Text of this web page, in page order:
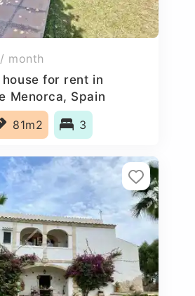
/ month
for rent in
Menorca, Spain
81m2 3